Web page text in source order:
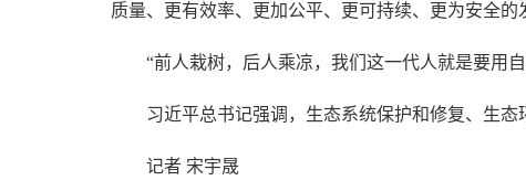
质量、更有效率、更加公平、更可持续、更为安全
“前人栽树，后人乘凉，我们这一代人就是要用自
习近平总书记强调，生态系统保护和修复、生态
记者 宋宇晟